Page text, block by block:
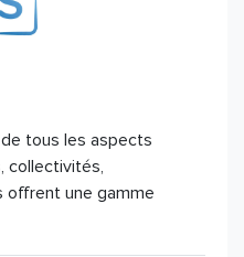
tous les aspects
collectivités,
offrent une gamme